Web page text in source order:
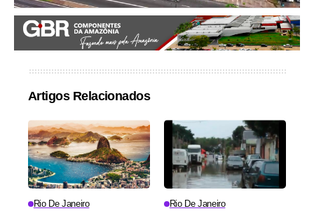
Artigos Relacionados
Rio De Janeiro Rio De Janeiro